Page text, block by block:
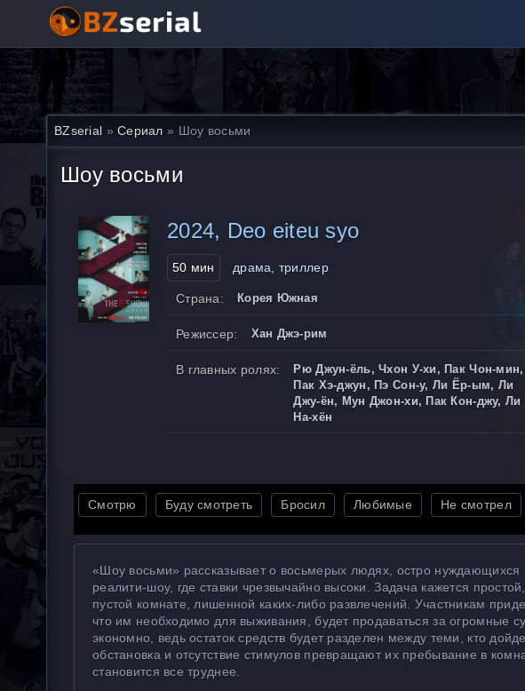
BZserial »Сериал » Шоу восьми
Шоу восьми
2024, Deo eiteu syo
50 мин драма, триллер
Страна: Корея Южная
Режиссер: Хан Джэ-рим
В главных ролях:
Рю Джун-ёль, Чхон У-хи, Пак Чон-мин,
Пак Хэ-джун, Пэ Сон-у, Ли Ёр-ым, Ли
Джу-ён, Мун Джон-хи, Пак Кон-джу, Ли
На-хён
Смотрю Буду смотреть Бросил Любимые Не смотрел
«Шоу восьми» рассказывает о восьмерых людях, остро нуждающихся
реалити-шоу, где ставки чрезвычайно высоки. Задача кажется
пустой комнате, лишенной каких-либо развлечений. Участникам
что им необходимо для выживания, будет продаваться за огромные
экономно, ведь остаток средств будет разделен между теми, кто
обстановка и отсутствие стимулов превращают их пребывание в
становится все труднее.